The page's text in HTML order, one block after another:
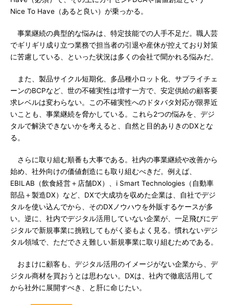
Nice To Have（あると良い）が乗っかる。
事業継続の典型的な悩みは、特定技能での人手不足だ。職人芸
でギリギリ成り立つ業務で担当者の引退や産休が控えており対策
に苦慮している、といった状況は多くの会社で聞かれる悩みだ。
また、製品サイクル短期化、多品種小ロット化、サプライチェ
ーンのBCPなど、世の不確実性は増す一方で、安定供給の顧客要
求レベルは変わらない。この不確実性へのドタバタ対応が限界近
いことも、事業継続を脅かしている。これら2つの悩みを、デジ
タルで解決できないかを考えると、自然と目的ありきのDXとな
る。
さらに取り組む順番も大事である。社内の事業継続や改善から
始め、社外向けの価値創造にも取り組むべきだ。例えば、
EBILAB（飲食経営＋店舗DX）、i Smart Technologies（自動車
部品＋製造DX）など、DXで大成功を収めた企業は、自社でデジ
タルを使い込んでから、そのDXノウハウを外販するケースが多
い。逆に、社内でデジタル活用していない企業が、一足飛びにデ
ジタルで新規事業に挑戦してもがく姿もよく見る。慣れないデジ
タル領域で、ただでさえ難しい新規事業に取り組むためである。
おまけに顧客も、デジタル活用のイメージがない企業から、デ
ジタル商材を買おうとは思わない。DXは、社内で徹底活用して
から社外に展開すべき、と肝に命じたい。